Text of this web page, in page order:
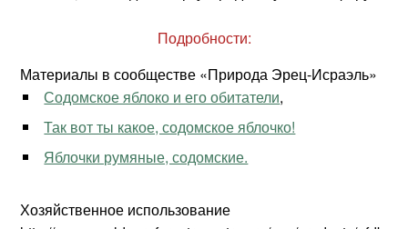
Подробности:
Материалы в сообществе «Природа Эрец-Исраэль»
Содомское яблоко и его обитатели,
Так вот ты какое, содомское яблочко!
Яблочки румяные, содомские.
Хозяйственное использование